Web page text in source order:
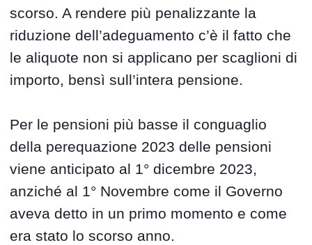
scorso. A rendere più penalizzante la
riduzione dell’adeguamento c’è il fatto che
le aliquote non si applicano per scaglioni di
importo, bensì sull’intera pensione.
Per le pensioni più basse il conguaglio
della perequazione 2023 delle pensioni
viene anticipato al 1° dicembre 2023,
anziché al 1° Novembre come il Governo
aveva detto in un primo momento e come
era stato lo scorso anno.